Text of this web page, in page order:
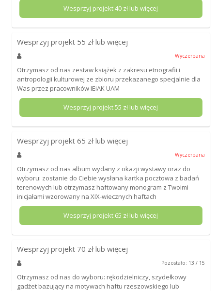
Wesprzyj projekt40 zł lub więcej
Wesprzyj projekt 55 zł lub więcej
Wyczerpana
Otrzymasz od nas zestaw książek z zakresu etnografii i
antropologii kulturowej ze zbioru przekazanego specjalnie dla
Was przez pracowników IEiAK UAM
Wesprzyj projekt55 zł lub więcej
Wesprzyj projekt 65 zł lub więcej
Wyczerpana
Otrzymasz od nas album wydany z okazji wystawy oraz do
wyboru: zostanie do Ciebie wysłana kartka pocztowa z badań
terenowych lub otrzymasz haftowany monogram z Twoimi
inicjałami wzorowany na XIX-wiecznych haftach
Wesprzyj projekt 65 zł lub więcej
Wesprzyj projekt 70 zł lub więcej
Pozostało: 13 / 15
Otrzymasz od nas do wyboru: rękodzielniczy, szydełkowy
gadżet bazujący na motywach haftu rzeszowskiego lub